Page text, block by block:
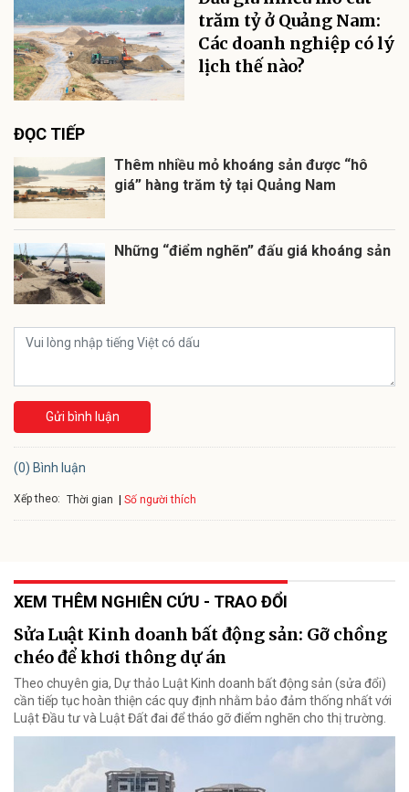
trăm tỷ ở Quảng Nam:
Các doanh nghiệp có lý
lịch thế nào?
ĐỌC TIẾP
Thêm nhiều mỏ khoáng sản được “hô
giá” hàng trăm tỷ tại Quảng Nam
Những “điểm nghẽn” đấu giá khoáng sản
Gửi bình luận
(0) Bình luận
Xếp theo: Thời gian Số người thích
XEM THÊM NGHIÊN CỨU - TRAO ĐỔI
Sửa Luật Kinh doanh bất động sản: Gỡ chồng
chéo để khơi thông dự án
Theo chuyên gia, Dự thảo Luật Kinh doanh bất động sản (sửa đổi)
cần tiếp tục hoàn thiện các quy định nhằm bảo đảm thống nhất với
Luật Đầu tư và Luật Đất đai để tháo gỡ điểm nghẽn cho thị trường.